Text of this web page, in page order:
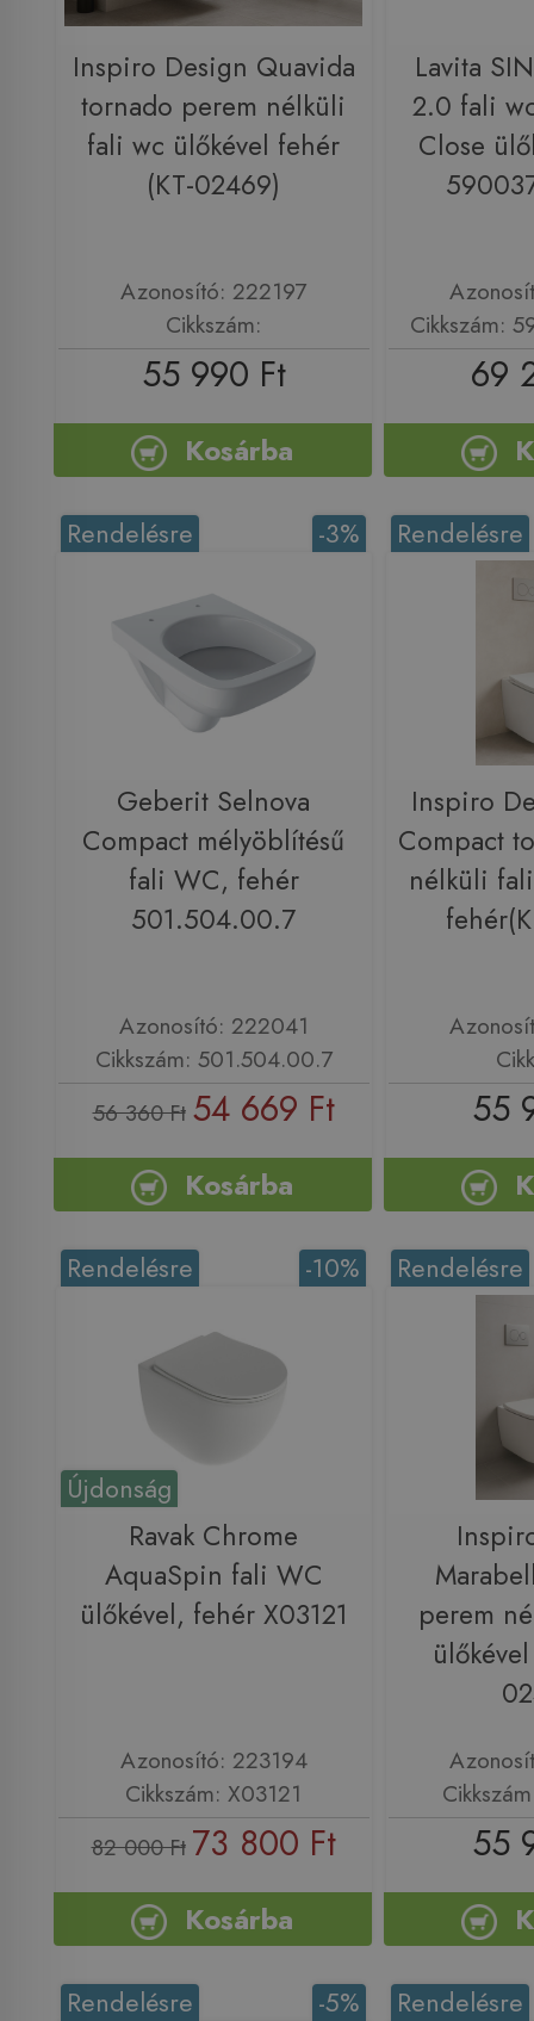
Inspiro Design Quavida
tornado perem nélküli
fali wc ülőkével fehér
(KT-02469)
Azonosító: 222197
Cikkszám:
55 990 Ft
Kosárba
Lavita
2.0 fali
Close
Cikkszám:
69
-3%
Rendelésre
Geberit Selnova
Compact mélyöblítésű
fali WC, fehér
501.504.00.7
Azonosító: 222041
Cikkszám: 501.504.00.7
56 360 Ft 54 669 Ft
Kosárba
Rendelésre
Inspiro
Compact
nélküli
55
Újdonság
-10%
Rendelésre
Ravak Chrome
AquaSpin fali WC
ülőkével, fehér X03121
Azonosító: 223194
Cikkszám: X03121
82 000 Ft 73 800 Ft
Kosárba
Rendelésre
perem
55
-5%
Rendelésre Rendelésre